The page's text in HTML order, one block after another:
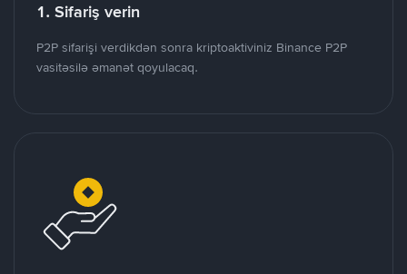
1. Sifariş verin
P2P sifarişi verdikdən sonra kriptoaktiviniz Binance P2P
vasitəsilə əmanət qoyulacaq.